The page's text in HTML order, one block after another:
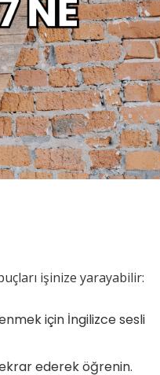
işinize yarayabilir:
için İngilizce sesli
ederek öğrenin.